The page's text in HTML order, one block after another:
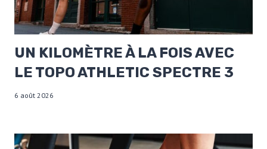
UN KILOMÈTRE À LA FOIS AVEC
LE TOPO ATHLETIC SPECTRE 3
6 août 2026